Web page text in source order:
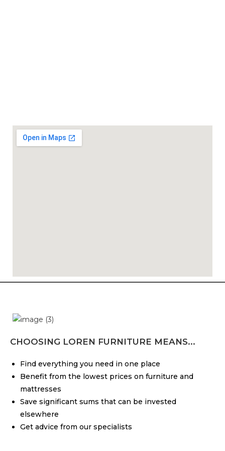
CHOOSING LOREN FURNITURE MEANS...
Find everything you need in one place
Benefit from the lowest prices on furniture and
mattresses
Save significant sums that can be invested
elsewhere
Get advice from our specialists